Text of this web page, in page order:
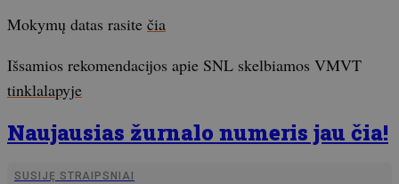
Mokymų datas rasite čia
Išsamios rekomendacijos apie SNL skelbiamos VMVT
tinklalapyje
Naujausias žurnalo numeris jau čia!
SUSIJĘ STRAIPSNIAI